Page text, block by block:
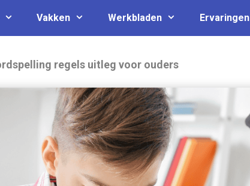
Vakken Werkbladen Ervaringen
regels uitleg voor ouders